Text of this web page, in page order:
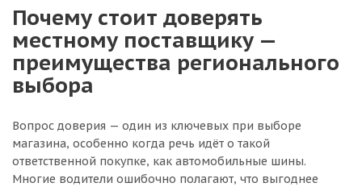
Почему стоит доверять
местному поставщику —
преимущества регионального
выбора
Вопрос доверия — один из ключевых при выборе
магазина, особенно когда речь идёт о такой
ответственной покупке, как автомобильные шины.
Многие водители ошибочно полагают, что выгоднее